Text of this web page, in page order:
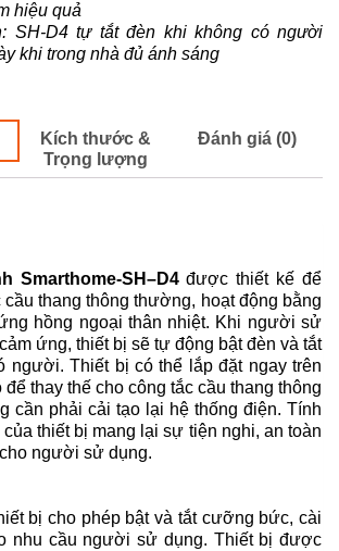
hiệu quả
SH-D4 tự tắt đèn khi không có người
khi trong nhà đủ ánh sáng
Kích thước &
Trọng lượng
Đánh giá (0)
Smarthome-SH–D4được thiết kế để
cầu thang thông thường, hoạt động bằng
hồng ngoại thân nhiệt. Khi người sử
ứng, thiết bị sẽ tự động bật đèn và tắt
người. Thiết bị có thể lắp đặt ngay trên
để thay thế cho công tắc cầu thang thông
cần phải cải tạo lại hệ thống điện. Tính
thiết bị mang lại sự tiện nghi, an toàn
người sử dụng.
bị cho phép bật và tắt cưỡng bức, cài
nhu cầu người sử dụng. Thiết bị được